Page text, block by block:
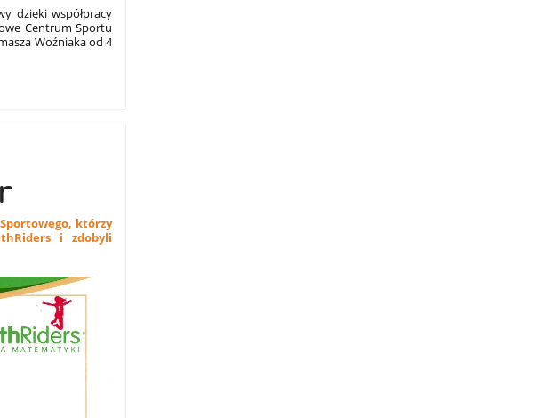
dzięki współpracy
Centrum Sportu
Woźniaka od 4
którzy
i zdobyli